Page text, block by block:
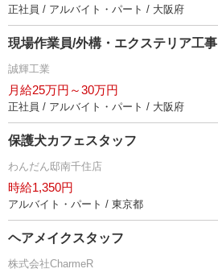
正社員 / アルバイト・パート / 大阪府
現場作業員/外構・エクステリア工事
誠輝工業
月給25万円～30万円
正社員 / アルバイト・パート / 大阪府
保護犬カフェスタッフ
わんだん邸南千住店
時給1,350円
アルバイト・パート / 東京都
ヘアメイクスタッフ
株式会社CharmeR